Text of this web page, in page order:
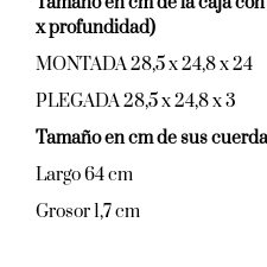
x profundidad)
MONTADA 28,5 x 24,8 x 24
PLEGADA 28,5 x 24,8 x 3
Tamaño en cm de sus
Largo 64 cm
Grosor 1,7 cm